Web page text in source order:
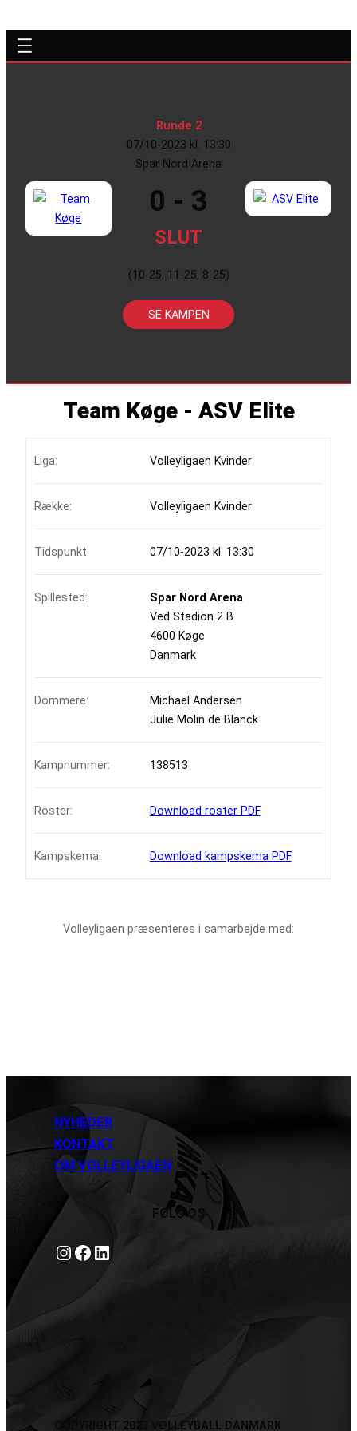
Runde 2
07/10-2023 kl. 13:30
Spar Nord Arena
0 - 3
SLUT
(10-25, 11-25, 8-25)
SE KAMPEN
Team Køge - ASV Elite
Liga: Volleyligaen Kvinder
Række: Volleyligaen Kvinder
Tidspunkt: 07/10-2023 kl. 13:30
Spillested:
Spar Nord Arena
Ved Stadion 2 B
4600 Køge
Danmark
Dommere:
Michael Andersen
Julie Molin de Blanck
Kampnummer: 138513
Roster: Download roster PDF
Kampskema: Download kampskema PDF
Volleyligaen præsenteres i samarbejde med:
NYHEDER
KONTAKT
OM VOLLEYLIGAEN
FØLG OS
Instagram https://www.facebook.com/danishbeachvolleytour LinkedIn
COPYRIGHT 2023 VOLLEYBALL DANMARK